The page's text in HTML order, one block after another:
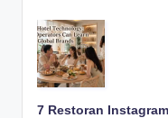
7 Restoran